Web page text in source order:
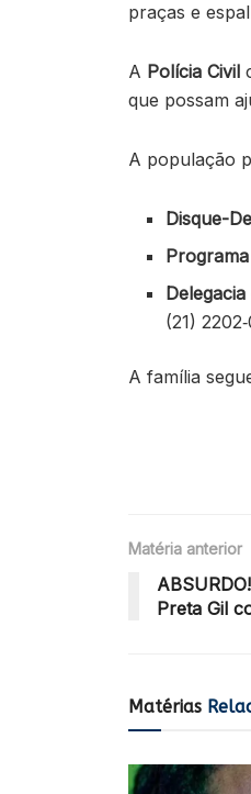
praças e
A Polícia Civil
que possam
A população
Disque-
(21)
A família
Matéria anterior
Preta Gil
Matérias